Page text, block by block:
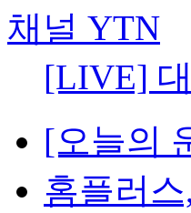
[LIVE]
[오늘의
홈플러